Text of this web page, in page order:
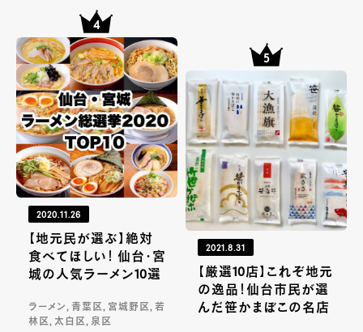
2020.11.26
【地元民が選ぶ】絶対
食べてほしい！ 仙台・宮
城の人気ラーメン10選
ラーメン, 青葉区, 宮城野区, 若
林区, 太白区, 泉区
2021.8.31
【厳選10店】これぞ地元
の逸品！仙台市民が選
んだ笹かまぼこの名店